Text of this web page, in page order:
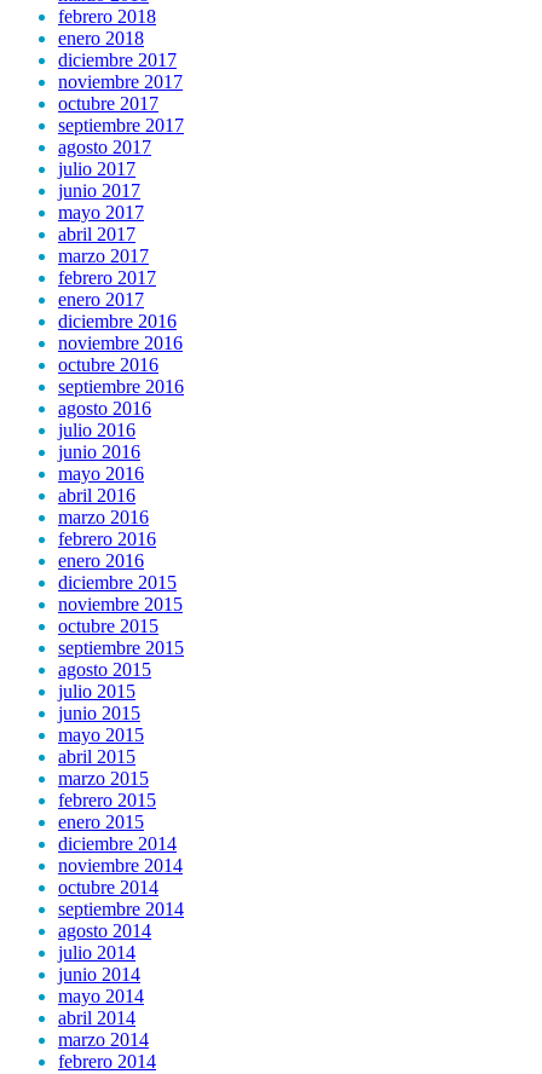
febrero 2018
enero 2018
diciembre 2017
noviembre 2017
octubre 2017
septiembre 2017
agosto 2017
julio 2017
junio 2017
mayo 2017
abril 2017
marzo 2017
febrero 2017
enero 2017
diciembre 2016
noviembre 2016
octubre 2016
septiembre 2016
agosto 2016
julio 2016
junio 2016
mayo 2016
abril 2016
marzo 2016
febrero 2016
enero 2016
diciembre 2015
noviembre 2015
octubre 2015
septiembre 2015
agosto 2015
julio 2015
junio 2015
mayo 2015
abril 2015
marzo 2015
febrero 2015
enero 2015
diciembre 2014
noviembre 2014
octubre 2014
septiembre 2014
agosto 2014
julio 2014
junio 2014
mayo 2014
abril 2014
marzo 2014
febrero 2014